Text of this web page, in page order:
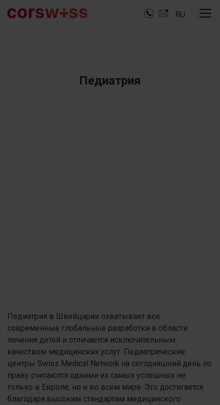
RU
Педиатрия
Педиатрия в Швейцарии охватывает все
современные глобальные разработки в области
лечения детей и отличается исключительным
качеством медицинских услуг. Педиатрические
центры Swiss Medical Network на сегодняшний день по
праву считаются одними из самых успешных не
только в Европе, но и во всем мире. Это достигается
благодаря высоким стандартам медицинского